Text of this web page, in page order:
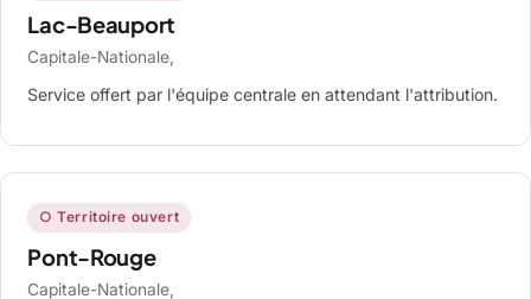
Lac-Beauport
Capitale-Nationale,
Service offert par l'équipe centrale en attendant l'attribution.
○ Territoire ouvert
Pont-Rouge
Capitale-Nationale,